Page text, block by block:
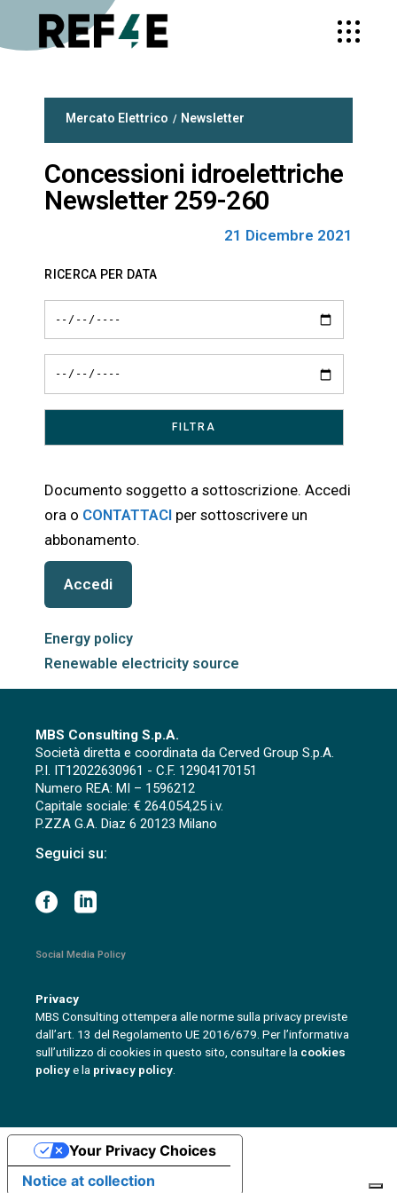
Mercato Elettrico Newsletter
Concessioni idroelettriche
Newsletter 259-260
21 Dicembre 2021
RICERCA PER DATA
Documento soggetto a sottoscrizione. Accedi
ora o CONTATTACI per sottoscrivere un
abbonamento.
Accedi
Energy policy
Renewable electricity source
MBS Consulting S.p.A.
Società diretta e coordinata da Cerved Group S.p.A.
P.I. IT12022630961 - C.F. 12904170151
Numero REA: MI – 1596212
Capitale sociale: € 264.054,25 i.v.
P.ZZA G.A. Diaz 6 20123 Milano
Seguici su:
Social Media Policy
Privacy
MBS Consulting ottempera alle norme sulla privacy previste
dall’art. 13 del Regolamento UE 2016/679. Per l’informativa
sull’utilizzo di cookies in questo sito, consultare la cookies
policye la privacy policy.
Notice at collection
Your Privacy Choices